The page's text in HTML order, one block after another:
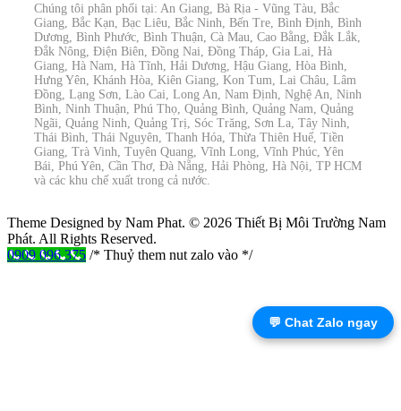
Chúng tôi phân phối tại: An Giang, Bà Rịa - Vũng Tàu, Bắc
Giang, Bắc Kạn, Bạc Liêu, Bắc Ninh, Bến Tre, Bình Định, Bình
Dương, Bình Phước, Bình Thuận, Cà Mau, Cao Bằng, Đắk Lắk,
Đắk Nông, Điện Biên, Đồng Nai, Đồng Tháp, Gia Lai, Hà
Giang, Hà Nam, Hà Tĩnh, Hải Dương, Hậu Giang, Hòa Bình,
Hưng Yên, Khánh Hòa, Kiên Giang, Kon Tum, Lai Châu, Lâm
Đồng, Lạng Sơn, Lào Cai, Long An, Nam Định, Nghệ An, Ninh
Bình, Ninh Thuận, Phú Thọ, Quảng Bình, Quảng Nam, Quảng
Ngãi, Quảng Ninh, Quảng Trị, Sóc Trăng, Sơn La, Tây Ninh,
Thái Bình, Thái Nguyên, Thanh Hóa, Thừa Thiên Huế, Tiền
Giang, Trà Vinh, Tuyên Quang, Vĩnh Long, Vĩnh Phúc, Yên
Bái, Phú Yên, Cần Thơ, Đà Nẵng, Hải Phòng, Hà Nội, TP HCM
và các khu chế xuất trong cả nước.
Theme Designed by Nam Phat. © 2026 Thiết Bị Môi Trường Nam
Phát. All Rights Reserved.
0909 096 375 /* Thuỷ them nut zalo vào */
💬 Chat Zalo ngay